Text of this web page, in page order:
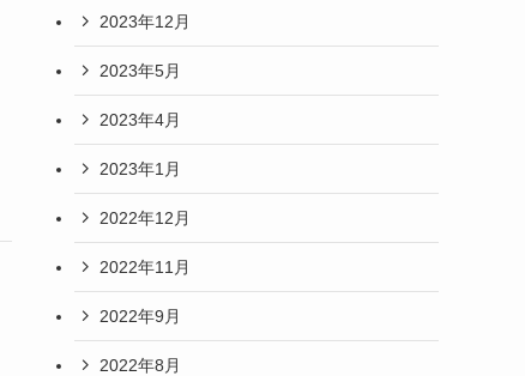
2023年12月
2023年5月
2023年4月
2023年1月
2022年12月
2022年11月
2022年9月
2022年8月